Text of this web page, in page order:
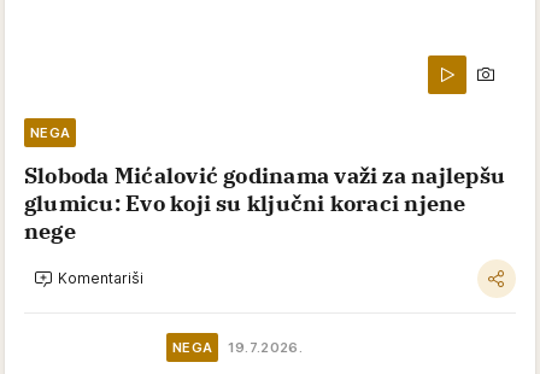
NEGA
Sloboda Mićalović godinama važi za najlepšu
glumicu: Evo koji su ključni koraci njene
nege
Komentariši
NEGA 19.7.2026.